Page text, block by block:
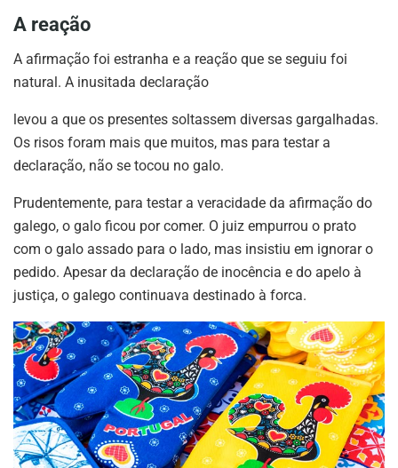
A reação
A afirmação foi estranha e a reação que se seguiu foi
natural. A inusitada declaração
levou a que os presentes soltassem diversas gargalhadas.
Os risos foram mais que muitos, mas para testar a
declaração, não se tocou no galo.
Prudentemente, para testar a veracidade da afirmação do
galego, o galo ficou por comer. O juiz empurrou o prato
com o galo assado para o lado, mas insistiu em ignorar o
pedido. Apesar da declaração de inocência e do apelo à
justiça, o galego continuava destinado à forca.